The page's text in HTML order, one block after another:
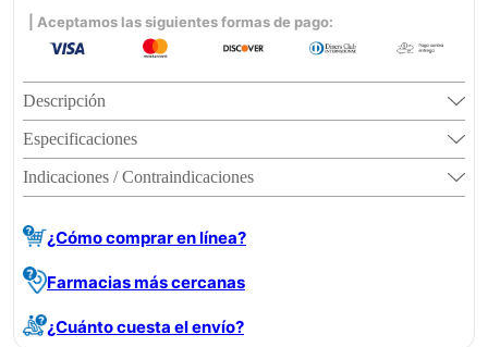
| Aceptamos las siguientes formas de pago:
Descripción
Especificaciones
Indicaciones / Contraindicaciones
¿Cómo comprar en línea?
Farmacias más cercanas
¿Cuánto cuesta el envío?